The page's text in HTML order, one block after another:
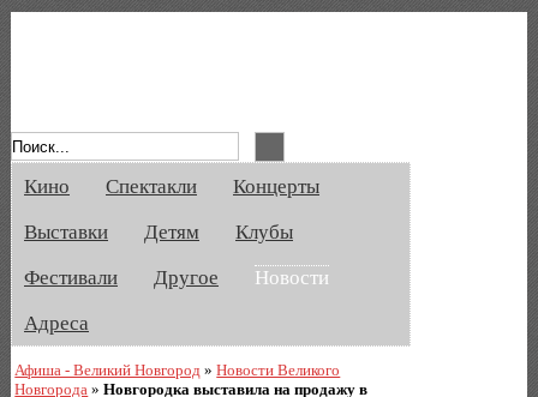
Кино Спектакли
Концерты
Выставки
Детям
Клубы
Фестивали
Другое
Новости
Адреса
Афиша - Великий Новгород »Новости Великого
Новгорода »Новгородка выставила на продажу в